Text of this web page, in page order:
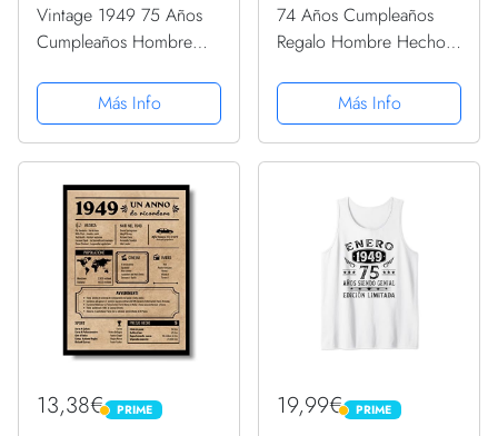
Vintage 1949 75 Años
Cumpleaños Hombre
Camiseta sin Mangas
Más Info
74 Años Cumpleaños
Regalo Hombre Hecho
CamisetaMás Info
13,38€ PRIME
PRIME 19,99€ PRIME
PRIME